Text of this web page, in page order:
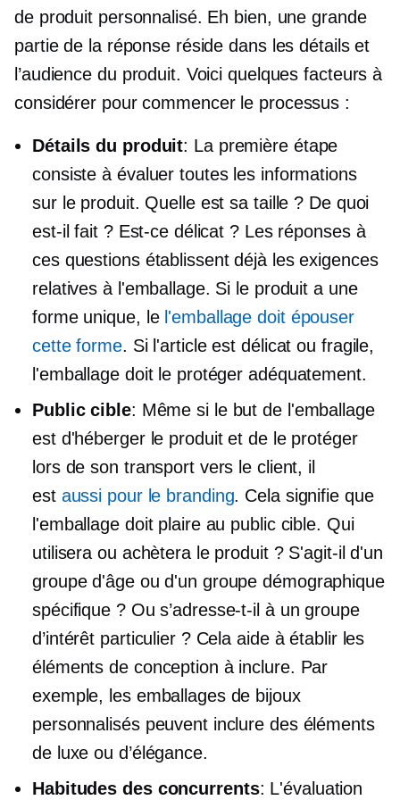
de produit personnalisé. Eh bien, une grande
partie de la réponse réside dans les détails et
l’audience du produit. Voici quelques facteurs à
considérer pour commencer le processus :
Détails du produit: La première étape
consiste à évaluer toutes les informations
sur le produit. Quelle est sa taille ? De quoi
est-il fait ? Est-ce délicat ? Les réponses à
ces questions établissent déjà les exigences
relatives à l'emballage. Si le produit a une
forme unique, le l'emballage doit épouser
cette forme. Si l'article est délicat ou fragile,
l'emballage doit le protéger adéquatement.
Public cible: Même si le but de l'emballage
est d'héberger le produit et de le protéger
lors de son transport vers le client, il
est aussi pour le branding. Cela signifie que
l'emballage doit plaire au public cible. Qui
utilisera ou achètera le produit ? S'agit-il d'un
groupe d'âge ou d'un groupe démographique
spécifique ? Ou s’adresse-t-il à un groupe
d’intérêt particulier ? Cela aide à établir les
éléments de conception à inclure. Par
exemple, les emballages de bijoux
personnalisés peuvent inclure des éléments
de luxe ou d’élégance.
Habitudes des concurrents: L'évaluation